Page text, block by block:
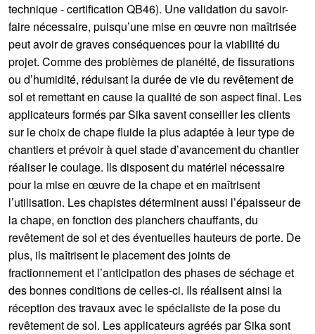
technique - certification QB46). Une validation du savoir-
faire nécessaire, puisqu’une mise en œuvre non maîtrisée
peut avoir de graves conséquences pour la viabilité du
projet. Comme des problèmes de planéité, de fissurations
ou d’humidité, réduisant la durée de vie du revêtement de
sol et remettant en cause la qualité de son aspect final. Les
applicateurs formés par Sika savent conseiller les clients
sur le choix de chape fluide la plus adaptée à leur type de
chantiers et prévoir à quel stade d’avancement du chantier
réaliser le coulage. Ils disposent du matériel nécessaire
pour la mise en œuvre de la chape et en maîtrisent
l’utilisation. Les chapistes déterminent aussi l’épaisseur de
la chape, en fonction des planchers chauffants, du
revêtement de sol et des éventuelles hauteurs de porte. De
plus, ils maîtrisent le placement des joints de
fractionnement et l’anticipation des phases de séchage et
des bonnes conditions de celles-ci. Ils réalisent ainsi la
réception des travaux avec le spécialiste de la pose du
revêtement de sol. Les applicateurs agréés par Sika sont